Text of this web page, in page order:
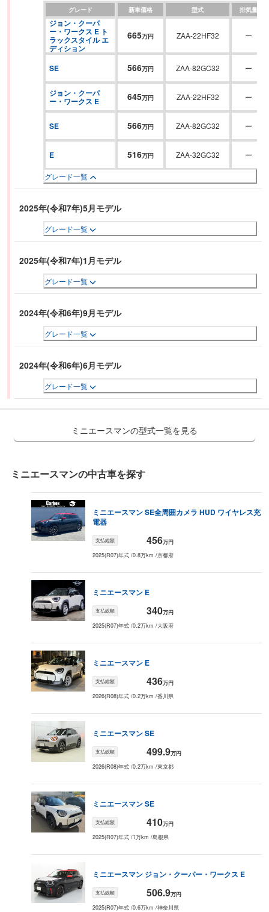
るなど、将来を見据えた新世代モデルであることを印象付けている。
グレード 新車価格 型式 排気量
ジョン・クーパ
ー・ワークス E ト
ラックスタイル エ
ディション
665万円 ZAA-22HF32 ー
SE 566万円 ZAA-82GC32 ー
ジョン・クーパ
ー・ワークス E 645万円 ZAA-22HF32 ー
SE 566万円 ZAA-82GC32 ー
E 516万円 ZAA-32GC32 ー
グレード一覧
2025年(令和7年)5月モデル
グレード一覧
2025年(令和7年)1月モデル
グレード一覧
2024年(令和6年)9月モデル
グレード一覧
2024年(令和6年)6月モデル
グレード一覧
ミニエースマンの型式一覧を見る
ミニエースマンの中古車を探す
ミニエースマンSE全周囲カメラ HUD ワイヤレス充
電器
支払総額 456万円
2025(R07)年式 /0.8万km /京都府
ミニエースマン E
支払総額 340万円
2025(R07)年式 /0.2万km /大阪府
ミニエースマン E
支払総額 436万円
2026(R08)年式 /0.2万km /香川県
ミニエースマンSE
支払総額 499.9万円
2026(R08)年式 /0.2万km /東京都
ミニエースマンSE
支払総額 410万円
2025(R07)年式 /1万km /島根県
ミニエースマン ジョン・クーパー・ワークス E
支払総額 506.9万円
2025(R07)年式 /0.6万km /神奈川県